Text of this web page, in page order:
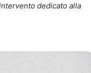
dedicato alla